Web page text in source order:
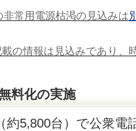
常用電源枯渇の見込みは
の情報は見込みであり、
料化の実施
約5,800台）で公衆電